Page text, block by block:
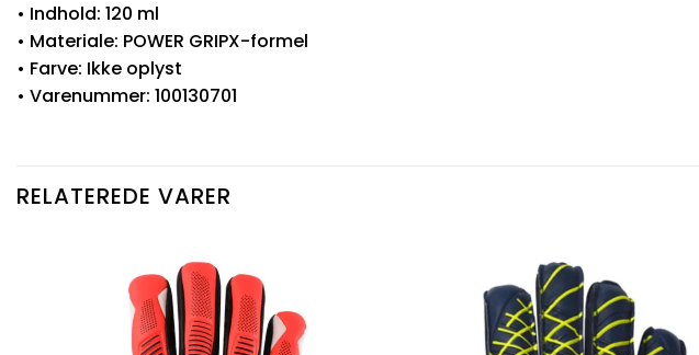
• Indhold: 120 ml
• Materiale: POWER GRIPX-formel
• Farve: Ikke oplyst
• Varenummer: 100130701
RELATEREDE VARER